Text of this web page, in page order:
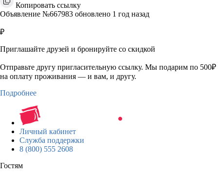
Копировать ссылку
Объявление №667983 обновлено 1 год назад
₽
Приглашайте друзей и бронируйте со скидкой
Отправьте другу пригласительную ссылку. Мы подарим по 500₽
на оплату проживания — и вам, и другу.
Подробнее
Личный кабинет
Служба поддержки
8 (800) 555 2608
Гостям